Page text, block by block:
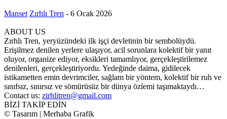
Manset Zırhlı Tren - 6 Ocak 2026
ABOUT US
Zırhlı Tren, yeryüzündeki ilk işçi devletinin bir sembolüydü.
Erişilmez denilen yerlere ulaşıyor, acil sorunlara kolektif bir yanıt
oluyor, organize ediyor, eksikleri tamamlıyor, gerçekleştirilemez
denilenleri, gerçekleştiriyordu. Yedeğinde daima, gidilecek
istikametten emin devrimciler, sağlam bir yöntem, kolektif bir ruh ve
sınıfsız, sınırsız ve sömürüsüz bir dünya özlemi taşımaktaydı…
Contact us: zirhlitren@gmail.com
BİZİ TAKİP EDİN
© Tasarım | Merhaba Grafik